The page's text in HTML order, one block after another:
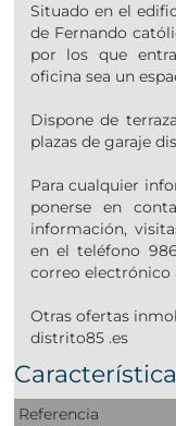
Situado en el
de Fernando
por los que
oficina sea un
Dispone de
plazas de garaje
Para cualquier
ponerse en
información,
en el teléfono
correo electrónico
Otras ofertas
distrito85 .es
Referencia